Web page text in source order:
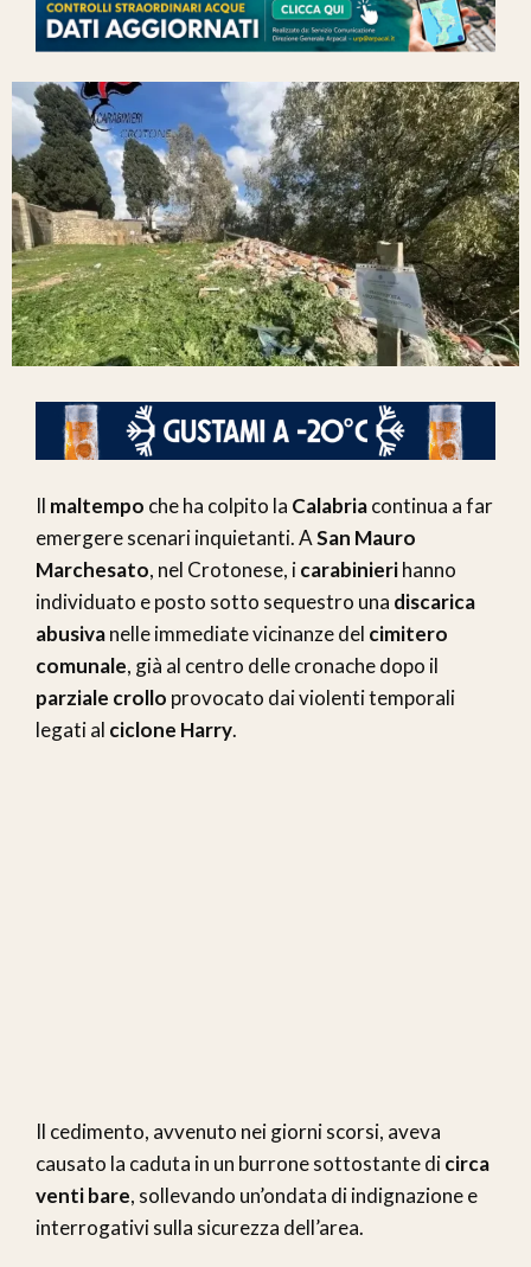
Il maltempo che ha colpito la Calabriacontinua a far
emergere scenari inquietanti. ASan Mauro
Marchesato, nel Crotonese, icarabinierihanno
individuato e posto sotto sequestro una discarica
abusivanelle immediate vicinanze del cimitero
comunale, già al centro delle cronache dopo il
parziale crollo provocato dai violenti temporali
legati al ciclone Harry.
Il cedimento, avvenuto nei giorni scorsi, aveva
causato la caduta in un burrone sottostante dicirca
venti bare, sollevando un’ondata di indignazione e
interrogativi sulla sicurezza dell’area.